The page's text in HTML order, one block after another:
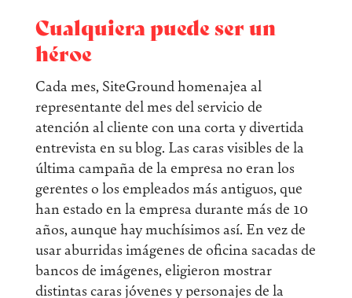
Cualquiera puede ser un
héroe
Cada mes, SiteGround homenajea al
representante del mes del servicio de
atención al cliente con una corta y divertida
entrevista en su blog. Las caras visibles de la
última campaña de la empresa no eran los
gerentes o los empleados más antiguos, que
han estado en la empresa durante más de 10
años, aunque hay muchísimos así. En vez de
usar aburridas imágenes de oficina sacadas de
bancos de imágenes, eligieron mostrar
distintas caras jóvenes y personajes de la